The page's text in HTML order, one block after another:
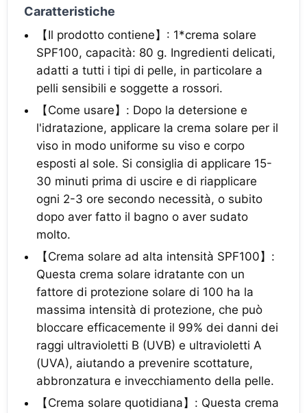
Caratteristiche
【Il prodotto contiene】: 1*crema solare
SPF100, capacità: 80 g. Ingredienti delicati,
adatti a tutti i tipi di pelle, in particolare a
pelli sensibili e soggette a rossori.
【Come usare】: Dopo la detersione e
l'idratazione, applicare la crema solare per il
viso in modo uniforme su viso e corpo
esposti al sole. Si consiglia di applicare 15-
30 minuti prima di uscire e di riapplicare
ogni 2-3 ore secondo necessità, o subito
dopo aver fatto il bagno o aver sudato
molto.
【Crema solare ad alta intensità SPF100】:
Questa crema solare idratante con un
fattore di protezione solare di 100 ha la
massima intensità di protezione, che può
bloccare efficacemente il 99% dei danni dei
raggi ultravioletti B (UVB) e ultravioletti A
(UVA), aiutando a prevenire scottature,
abbronzatura e invecchiamento della pelle.
【Crema solare quotidiana】: Questa crema